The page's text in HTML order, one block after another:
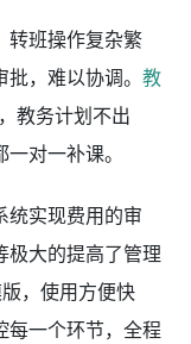
转班操作复杂繁
，难以协调。 教
教务计划不出
对一补课。
统实现费用的审
极大的提高了管理
，使用方便快
每一个环节，全程